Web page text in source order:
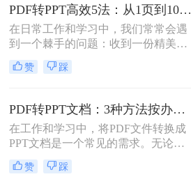
么怎么将pdf转化为ppt呢？本文将介
绍三种常用的方法来实现PDF到PPT
的转换。
PDF转PPT高效5法：从1页到100页，方法选择差异很大！
在日常工作和学习中，我们常常会遇
到一个棘手的问题：收到一份精美的
PDF文件，却需要将其内容用于自己
的PPT演示文稿中。PDF因其格式固
它“只读”的特性也使其内容难以直接
编辑和复用。此时，将PDF转换为可
编辑的PPT就成了一个刚性需求。
赞 踩
PDF转PPT文档：3种方法按办公场景（汇报/教学/合同）选择！
在工作和学习中，将PDF文件转换成
PPT文档是一个常见的需求。无论是
为了制作演示文稿、提取内容还是重
新排版，掌握几种有效的转换方法都
赞 踩